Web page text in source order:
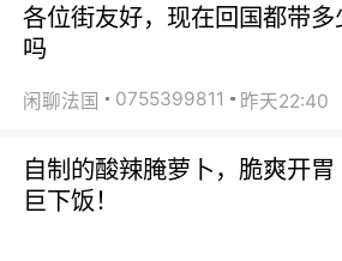
各位街友好，现在回国都带
吗
闲聊法国 0755399811 昨天22:40
自制的酸辣腌萝卜，脆爽开胃
巨下饭！